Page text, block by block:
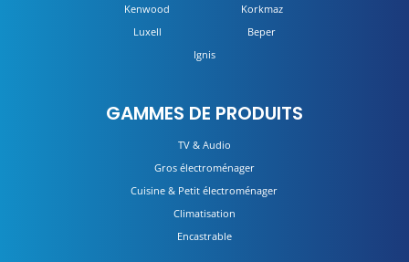
Kenwood
Korkmaz
Luxell
Beper
Ignis
GAMMES DE PRODUITS
TV & Audio
Gros électroménager
Cuisine & Petit électroménager
Climatisation
Encastrable